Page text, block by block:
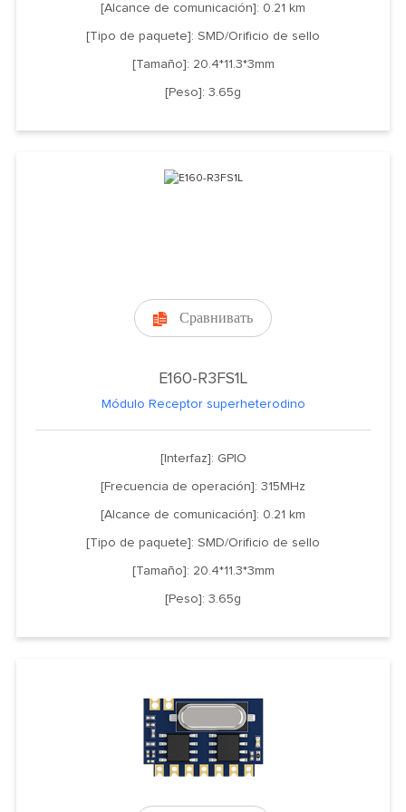
[Alcance de comunicación]: 0.21 km
[Tipo de paquete]: SMD/Orificio de sello
[Tamaño]: 20.4*11.3*3mm
[Peso]: 3.65g
 Сравнивать
E160-R3FS1L
Módulo Receptor superheterodino
[Interfaz]: GPIO
[Frecuencia de operación]: 315MHz
[Alcance de comunicación]: 0.21 km
[Tipo de paquete]: SMD/Orificio de sello
[Tamaño]: 20.4*11.3*3mm
[Peso]: 3.65g